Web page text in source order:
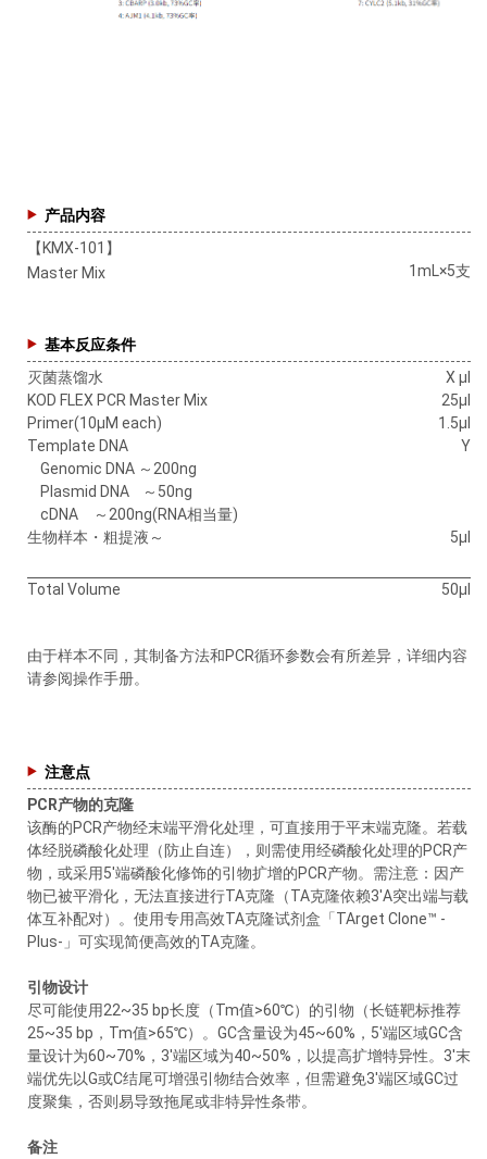
产品内容
【KMX-101】
Master Mix
1mL×5支
基本反应条件
灭菌蒸馏水
X μl
KOD FLEX PCR Master Mix
25μl
Primer(10μM each)
1.5μl
Template DNA
Y
Genomic DNA ～200ng
Plasmid DNA ～50ng
cDNA ～200ng(RNA相当量)
5μl
生物样本・粗提液～
Total Volume 50μl
由于样本不同，其制备方法和PCR循环参数会有所差异，详细内容
请参阅操作手册。
注意点
PCR产物的克隆
该酶的PCR产物经末端平滑化处理，可直接用于平末端克隆。若载
体经脱磷酸化处理（防止自连），则需使用经磷酸化处理的PCR产
物，或采用5'端磷酸化修饰的引物扩增的PCR产物。需注意：因产
物已被平滑化，无法直接进行TA克隆（TA克隆依赖3'A突出端与载
体互补配对）。使用专用高效TA克隆试剂盒「TArget Clone™ -
Plus-」可实现简便高效的TA克隆。
引物设计
尽可能使用22~35 bp长度（Tm值>60℃）的引物（长链靶标推荐
25~35 bp，Tm值>65℃）。GC含量设为45~60%，5'端区域GC含
量设计为60~70%，3'端区域为40~50%，以提高扩增特异性。3'末
端优先以G或C结尾可增强引物结合效率，但需避免3'端区域GC过
度聚集，否则易导致拖尾或非特异性条带。
备注